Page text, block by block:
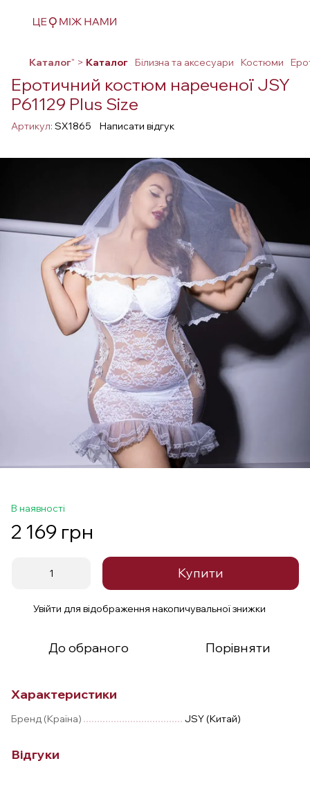
Каталог" > Каталог Білизна та аксесуари Костюми
Еротичний костюм нареченої JSY
P61129 Plus Size
Артикул: SX1865 Написати відгук
В наявності
2 169 грн
Купити
Увійти для відображення накопичувальної знижки
До обраного Порівняти
Характеристики
Бренд (Країна) JSY (Китай)
Відгуки